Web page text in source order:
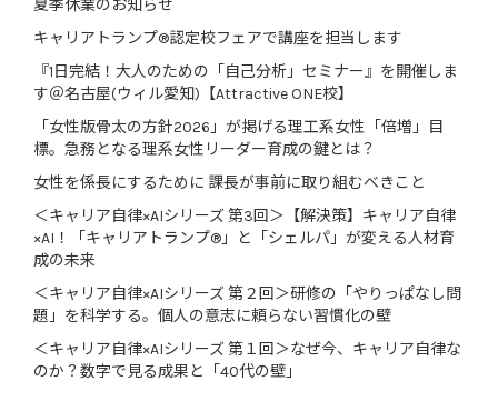
夏季休業のお知らせ
キャリアトランプ®認定校フェアで講座を担当します
『1日完結！大人のための「自己分析」セミナー』を開催しま
す＠名古屋(ウィル愛知)【Attractive ONE校】
「女性版骨太の方針2026」が掲げる理工系女性「倍増」目
標。急務となる理系女性リーダー育成の鍵とは？
女性を係長にするために 課長が事前に取り組むべきこと
＜キャリア自律×AIシリーズ 第3回＞【解決策】キャリア自律
×AI！「キャリアトランプ®」と「シェルパ」が変える人材育
成の未来
＜キャリア自律×AIシリーズ 第２回＞研修の「やりっぱなし問
題」を科学する。個人の意志に頼らない習慣化の壁
＜キャリア自律×AIシリーズ 第１回＞なぜ今、キャリア自律な
のか？数字で見る成果と「40代の壁」